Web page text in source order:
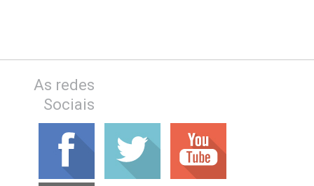
As redes
Sociais